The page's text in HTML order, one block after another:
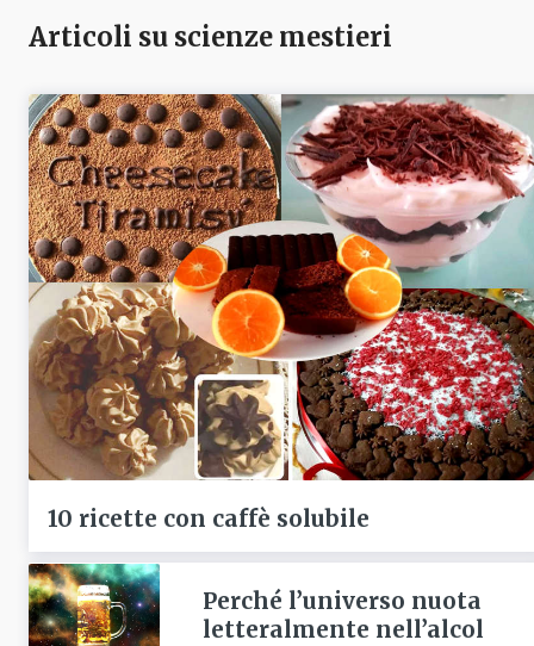
Articoli su scienze mestieri
10 ricette con caffè solubile
Perché l’universo nuota
letteralmente nell’alcol